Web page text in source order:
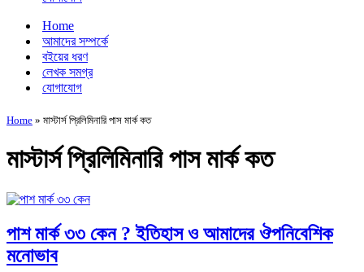
Home
আমাদের সম্পর্কে
বইয়ের ধরণ
লেখক সমগ্র
যোগাযোগ
Home » মাস্টার্স প্রিলিমিনারি পাস মার্ক কত
মাস্টার্স প্রিলিমিনারি পাস মার্ক কত
পাশ মার্ক ৩৩ কেন ? ইতিহাস ও আমাদের ঔপনিবেশিক
মনোভাব